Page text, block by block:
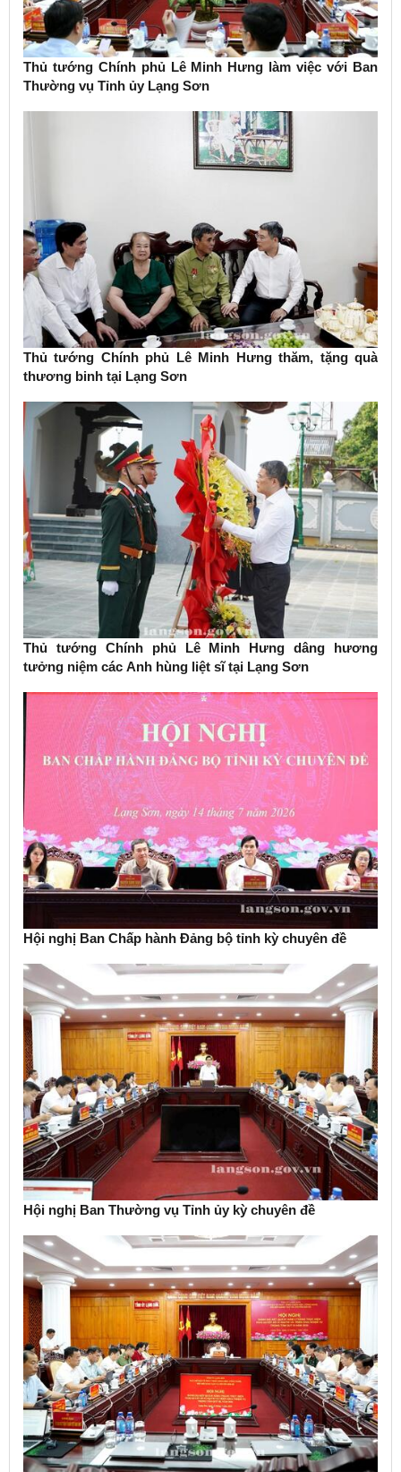
Thủ tướng Chính phủ Lê Minh Hưng làm việc với Ban
Thường vụ Tỉnh ủy Lạng Sơn
Thủ tướng Chính phủ Lê Minh Hưng thăm, tặng quà
thương binh tại Lạng Sơn
Thủ tướng Chính phủ Lê Minh Hưng dâng hương
tưởng niệm các Anh hùng liệt sĩ tại Lạng Sơn
Hội nghị Ban Chấp hành Đảng bộ tỉnh kỳ chuyên đề
Hội nghị Ban Thường vụ Tỉnh ủy kỳ chuyên đề